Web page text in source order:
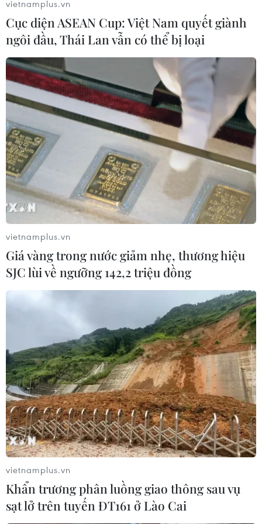
kinh tế toàn cầu
12/11/2021 15:07
Chủ tịch nước Nguyễn Xuân Phúc cho rằng để đưa các
nền kinh tế trở lại quỹ đạo phát triển bền vững, cần có
nhận thức mới và tư duy mới trên cơ sở tổng hòa các
yếu tố kinh tế, môi trường, xã hội...
Phát biểu của Chủ tịch nước tại Hội nghị
Các nhà lãnh đạo kinh tế APEC
12/11/2021 22:37
TTXVN trân trọng giới thiệu toàn văn bài phát biểu của
Chủ tịch nước Nguyễn Xuân Phúc tại Hội nghị các nhà
Lãnh đạo kinh tế APEC lần thứ 28 theo hình thức trực
tuyến.
vietnamplus.vn
Cục diện ASEAN Cup: Việt Nam quyết giành
ngôi đầu, Thái Lan vẫn có thể bị loại
vietnamplus.vn
Giá vàng trong nước giảm nhẹ, thương hiệu
SJC lùi về ngưỡng 142,2 triệu đồng
vietnamplus.vn
Khẩn trương phân luồng giao thông sau vụ
sạt lở trên tuyến ĐT161 ở Lào Cai